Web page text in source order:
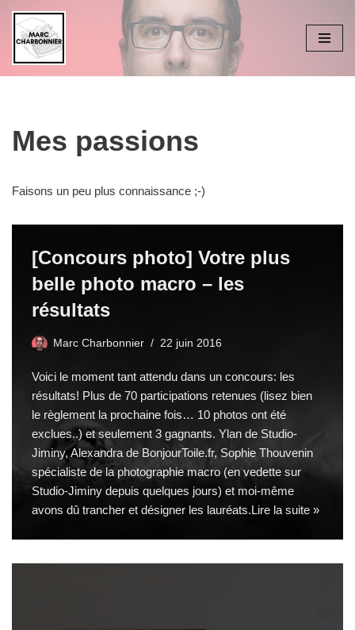
Aller
au
contenu
Mes passions
Faisons un peu plus connaissance ;-)
[Concours photo] Votre plus
belle photo macro – les
résultats
Marc Charbonnier 22 juin 2016
Voici le moment tant attendu dans un concours: les
résultats! Plus de 70 participations retenues (lisez bien
le règlement la prochaine fois… 10 photos ont été
exclues..) et seulement 3 gagnants. Ylan de Studio-
Jiminy, Alexandra de BonjourToile.fr, Sophie Thouvenin
spécialiste de la photographie macro (en vedette sur
Studio-Jiminy depuis quelques jours) et moi-même
avons dû trancher et désigner les lauréats.Lire la suite »